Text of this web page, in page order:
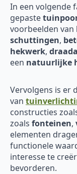
In een volgende
gepaste
voorbeelden van
schuttingen,
hekwerk,
een natuurlijke
Vervolgens is er
van
constructies
zoals fonteinen,
elementen
functionele
interesse te
bevorderen.